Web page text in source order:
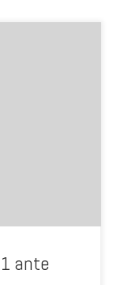
ante